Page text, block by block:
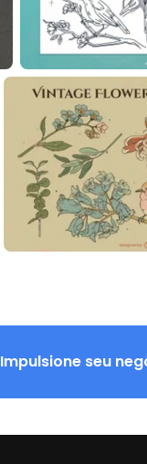
Impulsione seu